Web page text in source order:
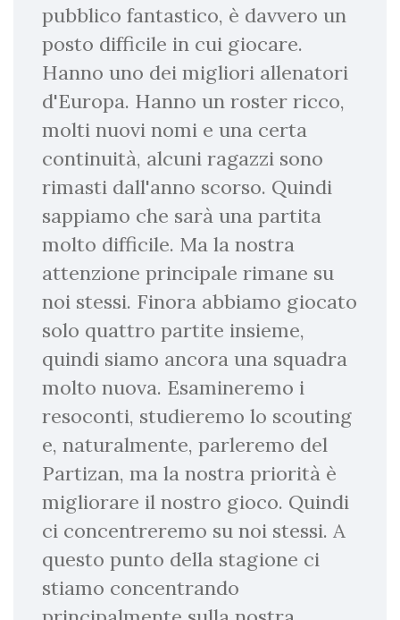
pubblico fantastico, è davvero un
posto difficile in cui giocare.
Hanno uno dei migliori allenatori
d'Europa. Hanno un roster ricco,
molti nuovi nomi e una certa
continuità, alcuni ragazzi sono
rimasti dall'anno scorso. Quindi
sappiamo che sarà una partita
molto difficile. Ma la nostra
attenzione principale rimane su
noi stessi. Finora abbiamo giocato
solo quattro partite insieme,
quindi siamo ancora una squadra
molto nuova. Esamineremo i
resoconti, studieremo lo scouting
e, naturalmente, parleremo del
Partizan, ma la nostra priorità è
migliorare il nostro gioco. Quindi
ci concentreremo su noi stessi. A
questo punto della stagione ci
stiamo concentrando